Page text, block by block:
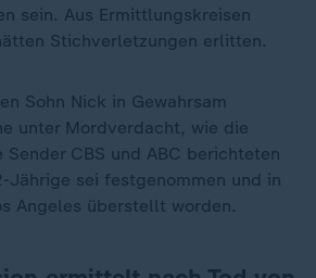
sein. Aus Ermittlungskreisen
Stichverletzungen erlitten.
Sohn Nick in Gewahrsam
unter Mordverdacht, wie die
CBS und ABC berichteten
Jährige sei festgenommen und in
Angeles überstellt worden.